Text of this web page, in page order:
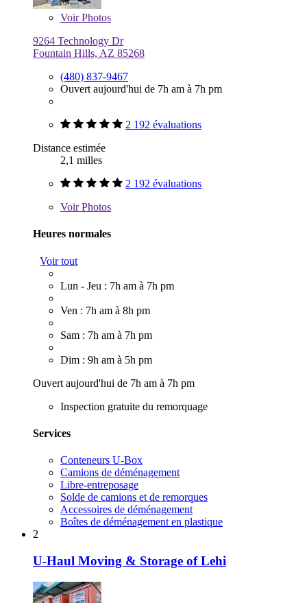
VoirPhotos
9264 Technology Dr
Fountain Hills, AZ 85268
(480) 837-9467
Ouvert aujourd'hui de 7h am à 7h pm
2 192 évaluations
Distance estimée
2,1 milles
2 192 évaluations
VoirPhotos
Heures normales
Voir tout
Lun - Jeu : 7h am à 7h pm
Ven : 7h am à 8h pm
Sam : 7h am à 7h pm
Dim : 9h am à 5h pm
Ouvert aujourd'hui de 7h am à 7h pm
Inspection gratuite du remorquage
Services
Conteneurs U-Box
Camions de déménagement
Libre-entreposage
Solde de camions et de remorques
Accessoires de déménagement
Boîtes de déménagement en plastique
2
U-Haul Moving & Storage of Lehi